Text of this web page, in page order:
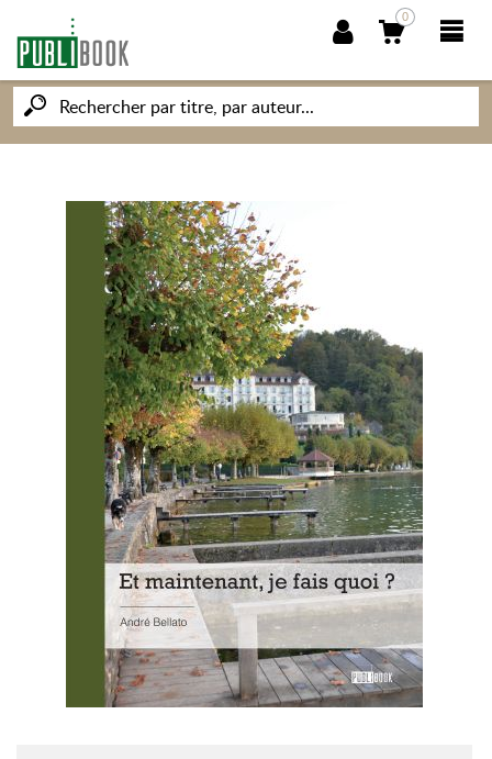
0
NOUVEAUTÉS
PUBLIBOOK
SOCIÉTÉ DES ÉCRIVAINS
CONNAISSANCES ET SAVOIRS
MON PETIT ÉDITEUR